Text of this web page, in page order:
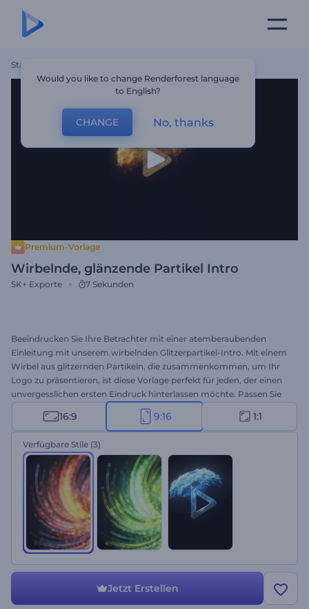
Startseite
Premium-Vorlage
Wirbelnde, glänzende Partikel Intro
5K+ Exporte 7 Sekunden
Beeindrucken Sie Ihre Betrachter mit einer atemberaubenden
Einleitung mit unserem wirbelnden Glitzerpartikel-Intro. Mit einem
Wirbel aus glitzernden Partikeln, die zusammenkommen, um Ihr
Logo zu präsentieren, ist diese Vorlage perfekt für jeden, der einen
unvergesslichen ersten Eindruck hinterlassen möchte. Passen Sie
es mit Ihrem Logo, Ihrem Slogan und Ihrem Lieblingsmusikstück
an, um einen einzigartigen Einstieg zu schaffen. Perfekt für
Produkt- oder Dienstleistungswerbung, Intros oder Outros von
Sendern, Präsentationseröffnungen, TV-Werbung und vieles mehr.
Erstellen Sie jetzt und bringen Sie Ihre Marke zum Strahlen!
16:9 9:16 1:1
Verfügbare Stile (3)
Jetzt Erstellen
Would you like to change Renderforest language
to English?
CHANGE No, thanks